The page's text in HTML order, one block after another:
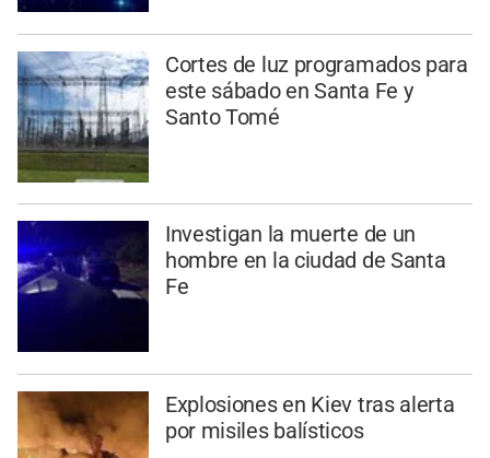
Cortes de luz programados para
este sábado en Santa Fe y
Santo Tomé
Investigan la muerte de un
hombre en la ciudad de Santa
Fe
Explosiones en Kiev tras alerta
por misiles balísticos